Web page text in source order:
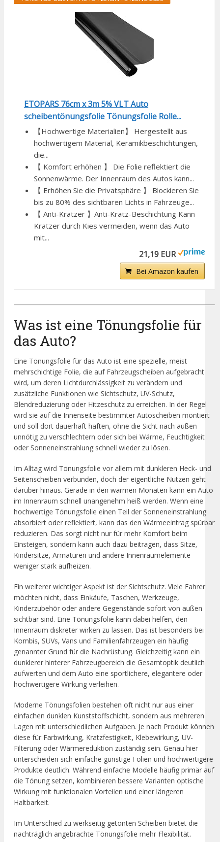
ETOPARS 76cm x 3m 5% VLT Auto
scheibentönungsfolie Tönungsfolie Rolle...
【Hochwertige Materialien】 Hergestellt aus
hochwertigem Material, Keramikbeschichtungen,
die...
【 Komfort erhöhen 】 Die Folie reflektiert die
Sonnenwärme. Der Innenraum des Autos kann...
【 Erhöhen Sie die Privatsphäre 】 Blockieren Sie
bis zu 80% des sichtbaren Lichts in Fahrzeuge...
【 Anti-Kratzer 】Anti-Kratz-Beschichtung Kann
Kratzer durch Kies vermeiden, wenn das Auto
mit...
21,19 EUR
Bei Amazon kaufen
Was ist eine Tönungsfolie für
das Auto?
Eine Tönungsfolie für das Auto ist eine spezielle, meist
mehrschichtige Folie, die auf Fahrzeugscheiben aufgebracht
wird, um deren Lichtdurchlässigkeit zu verändern und
zusätzliche Funktionen wie Sichtschutz, UV-Schutz,
Blendreduzierung oder Hitzeschutz zu erreichen. In der Regel
wird sie auf die Innenseite bestimmter Autoscheiben montiert
und soll dort dauerhaft haften, ohne die Sicht nach außen
unnötig zu verschlechtern oder sich bei Wärme, Feuchtigkeit
oder Sonneneinstrahlung schnell wieder zu lösen.
Im Alltag wird Tönungsfolie vor allem mit dunkleren Heck- und
Seitenscheiben verbunden, doch der eigentliche Nutzen geht
darüber hinaus. Gerade in den warmen Monaten kann ein Auto
im Innenraum schnell unangenehm heiß werden. Wenn eine
hochwertige Tönungsfolie einen Teil der Sonneneinstrahlung
absorbiert oder reflektiert, kann das den Wärmeeintrag spürbar
reduzieren. Das sorgt nicht nur für mehr Komfort beim
Einsteigen, sondern kann auch dazu beitragen, dass Sitze,
Kindersitze, Armaturen und andere Innenraumelemente
weniger stark aufheizen.
Ein weiterer wichtiger Aspekt ist der Sichtschutz. Viele Fahrer
möchten nicht, dass Einkäufe, Taschen, Werkzeuge,
Kinderzubehör oder andere Gegenstände sofort von außen
sichtbar sind. Eine Tönungsfolie kann dabei helfen, den
Innenraum diskreter wirken zu lassen. Das ist besonders bei
Kombis, SUVs, Vans und Familienfahrzeugen ein häufig
genannter Grund für die Nachrüstung. Gleichzeitig kann ein
dunklerer hinterer Fahrzeugbereich die Gesamtoptik deutlich
aufwerten und dem Auto eine sportlichere, elegantere oder
hochwertigere Wirkung verleihen.
Moderne Tönungsfolien bestehen oft nicht nur aus einer
einfachen dunklen Kunststoffschicht, sondern aus mehreren
Lagen mit unterschiedlichen Aufgaben. Je nach Produkt können
diese für Farbwirkung, Kratzfestigkeit, Klebewirkung, UV-
Filterung oder Wärmereduktion zuständig sein. Genau hier
unterscheiden sich einfache günstige Folien und hochwertigere
Produkte deutlich. Während einfache Modelle häufig primär auf
die Tönung setzen, kombinieren bessere Varianten optische
Wirkung mit funktionalen Vorteilen und einer längeren
Haltbarkeit.
Im Unterschied zu werkseitig getönten Scheiben bietet die
nachträglich angebrachte Tönungsfolie mehr Flexibilität.